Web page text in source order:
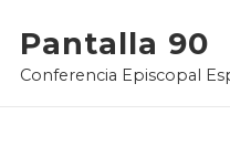
content
Pantalla 90
Conferencia Episcopal